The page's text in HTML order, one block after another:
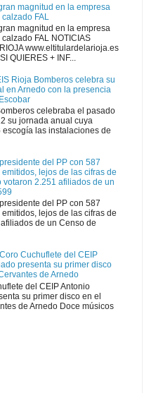
magnitud en la empresa
FAL
magnitud en la empresa
FAL NOTICIAS
www.eltitulardelarioja.es
QUIERES + INF...
Rioja Bomberos celebra su
en Arnedo con la presencia
celebraba el pasado
su jornada anual cuya
las instalaciones de
del PP con 587
lejos de las cifras de
votaron 2.251 afiliados de un
del PP con 587
lejos de las cifras de
de un Censo de
Cuchuflete del CEIP
presenta su primer disco
de Arnedo
del CEIP Antonio
su primer disco en el
de Arnedo Doce músicos